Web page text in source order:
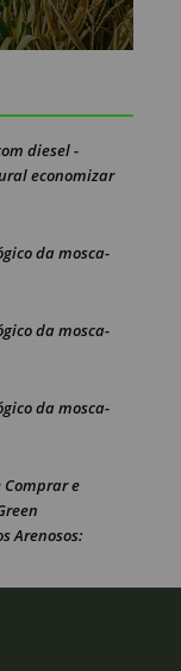
diesel -
economizar
da mosca-
da mosca-
da mosca-
Comprar e
Arenosos: